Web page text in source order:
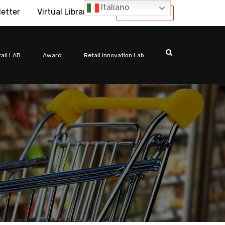
International
Virtual Library
LAB Award Retail Innovation Lab
Italiano